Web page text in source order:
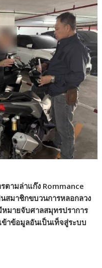
ตามล่าแก๊ง Rommance
สมาชิกขบวนการหลอกลวง
มายจับศาลสมุทรปราการ
าข้อมูลอันเป็นเท็จสู่ระบบ